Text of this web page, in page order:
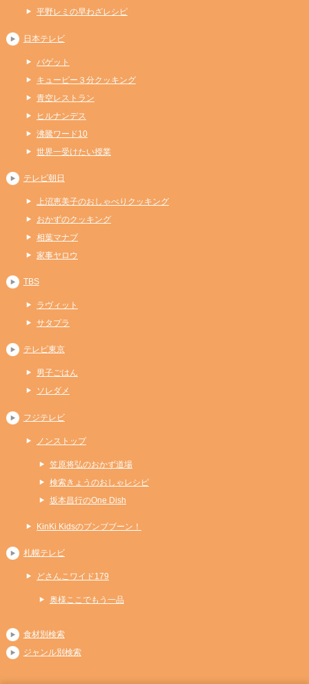
平野レミの早わざレシピ
日本テレビ
バゲット
キューピー３分クッキング
青空レストラン
ヒルナンデス
沸騰ワード10
世界一受けたい授業
テレビ朝日
上沼恵美子のおしゃべりクッキング
おかずのクッキング
相葉マナブ
家事ヤロウ
TBS
ラヴィット
サタプラ
テレビ東京
男子ごはん
ソレダメ
フジテレビ
ノンストップ
笠原将弘のおかず道場
検索きょうのおしゃレシピ
坂本昌行のOne Dish
KinKi Kidsのブンブブーン！
札幌テレビ
どさんこワイド179
奥様ここでもう一品
食材別検索
ジャンル別検索